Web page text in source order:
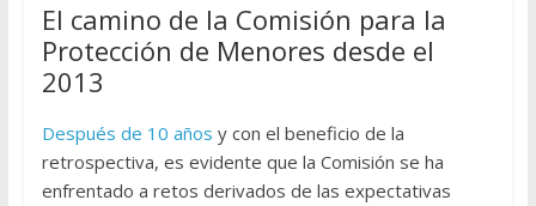
El camino de la Comisión para la
Protección de Menores desde el
2013
Después de 10 años y con el beneficio de la
retrospectiva, es evidente que la Comisión se ha
enfrentado a retos derivados de las expectativas